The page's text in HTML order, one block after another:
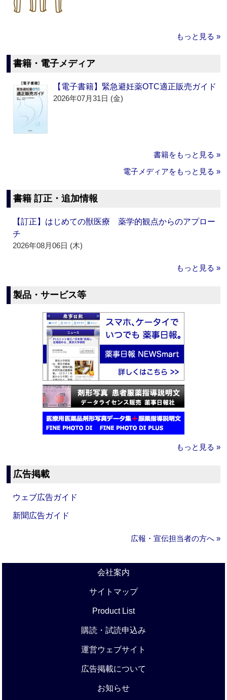
もっと見る »
書籍・電子メディア
【電子書籍】緊急避妊薬OTC適正販売ガイド
2026年07月31日 (金)
書籍をもっと見る »
電子メディアをもっと見る »
書籍 訂正・追加情報
【訂正】はじめての獣医療 薬学的観点からのアプロー
チ
2026年08月06日 (木)
もっと見る »
製品・サービス等
もっと見る »
広告掲載
ウェブ広告ガイド
新聞広告ガイド
広報・宣伝担当者の方へ »
会社案内
サイトマップ
Product List
購読・試読申込み
運営ウェブサイト
広告掲載について
お知らせ